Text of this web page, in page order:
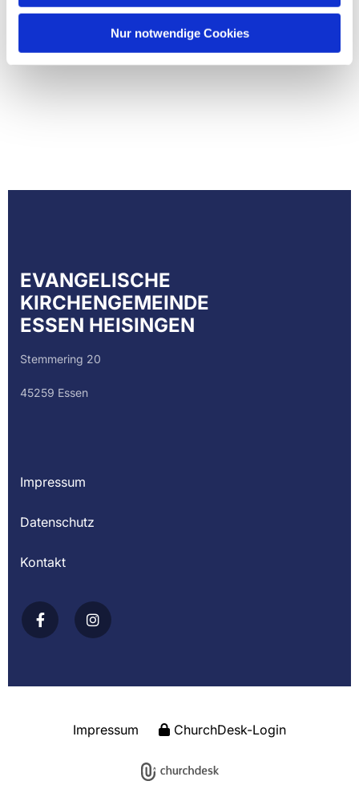
Nur notwendige Cookies
EVANGELISCHE
KIRCHENGEMEINDE
ESSEN HEISINGEN
Stemmering 20
45259 Essen
Impressum
Datenschutz
Kontakt
Impressum ChurchDesk-Login